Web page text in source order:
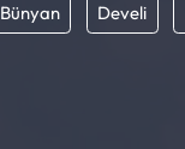
Bünyan Develi